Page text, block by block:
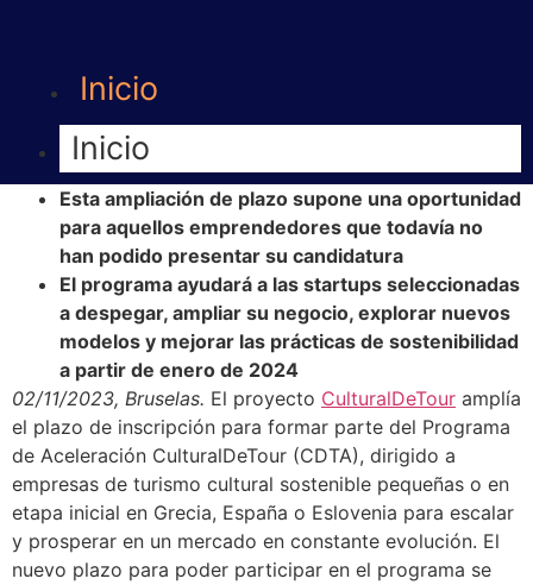
Inicio
Inicio
Esta ampliación de plazo supone una oportunidad
para aquellos emprendedores que todavía no
han podido presentar su candidatura
El programa ayudará a las startups seleccionadas
a despegar, ampliar su negocio, explorar nuevos
modelos y mejorar las prácticas de sostenibilidad
a partir de enero de 2024
02/11/2023, Bruselas. El proyecto CulturalDeTour amplía
el plazo de inscripción para formar parte del Programa
de Aceleración CulturalDeTour (CDTA), dirigido a
empresas de turismo cultural sostenible pequeñas o en
etapa inicial en Grecia, España o Eslovenia para escalar
y prosperar en un mercado en constante evolución. El
nuevo plazo para poder participar en el programa se